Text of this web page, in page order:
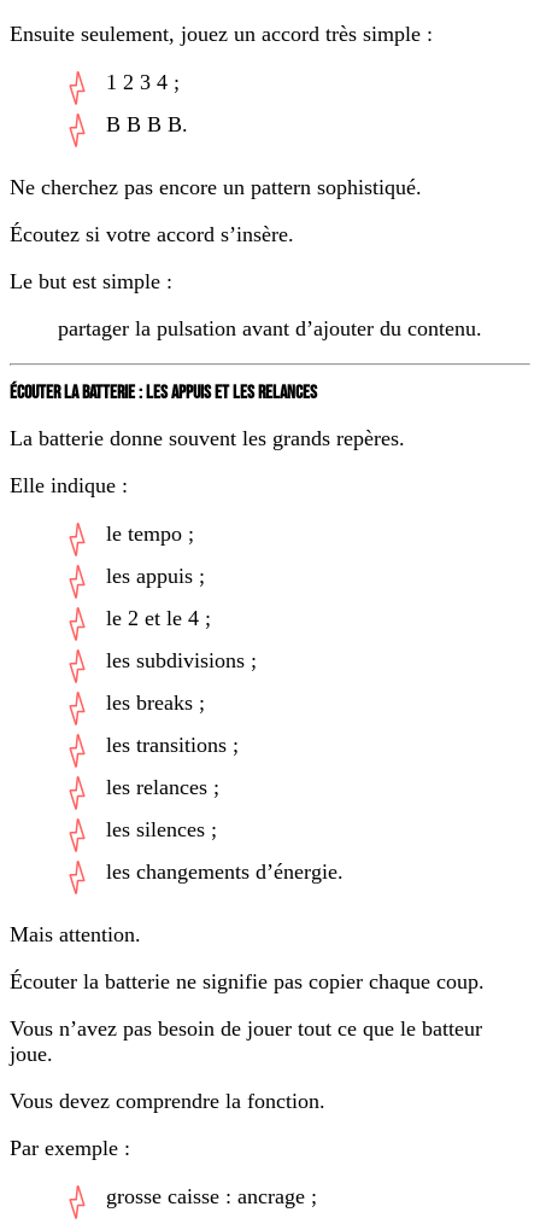
Ensuite seulement, jouez un accord très simple :
1 2 3 4 ;
B B B B.
Ne cherchez pas encore un pattern sophistiqué.
Écoutez si votre accord s’insère.
Le but est simple :
partager la pulsation avant d’ajouter du contenu.
ÉCOUTER LA BATTERIE : LES APPUIS ET LES RELANCES
La batterie donne souvent les grands repères.
Elle indique :
le tempo ;
les appuis ;
le 2 et le 4 ;
les subdivisions ;
les breaks ;
les transitions ;
les relances ;
les silences ;
les changements d’énergie.
Mais attention.
Écouter la batterie ne signifie pas copier chaque coup.
Vous n’avez pas besoin de jouer tout ce que le batteur
joue.
Vous devez comprendre la fonction.
Par exemple :
grosse caisse : ancrage ;